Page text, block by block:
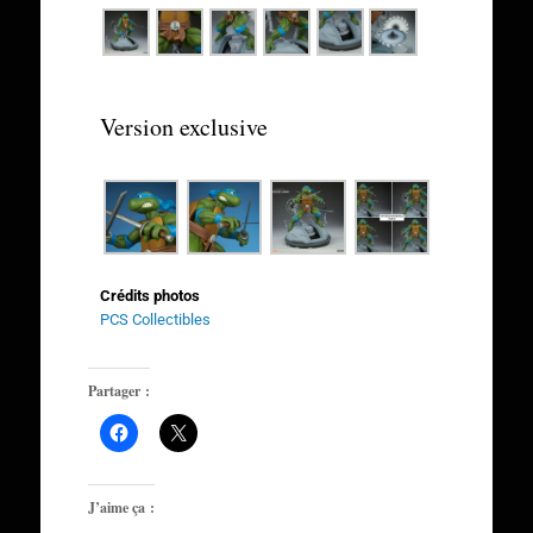
Version exclusive
Crédits photos
PCS Collectibles
Partager :
J’aime ça :